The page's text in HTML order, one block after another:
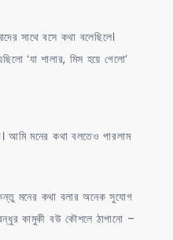
সাথে বসে কথা বলেছিলে।
‘যা শালার, মিস হয়ে গেলো’
আমি মনের কথা বলতেও পারলাম
মনের কথা বলার অনেক সুযোগ
কামুকী বউ কৌশলে ঠাপানো –